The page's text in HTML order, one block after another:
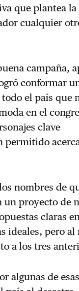
que plantea
cualquier
campaña,
conformar
el país que
en el
clave
permitido
nombres de
un proyecto de
claras
ideales, pero al
a los tres
algunas de esas